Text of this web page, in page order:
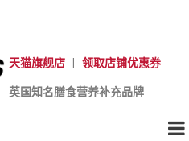
天猫旗舰店 领取店铺优惠券
英国知名膳食营养补充品牌